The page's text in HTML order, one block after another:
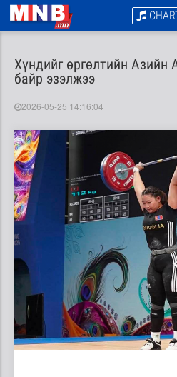
Хүндийг өргөлтийн Азийн
байр эзэлжээ
2026-05-25 14:16:04